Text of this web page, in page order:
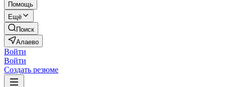
Помощь
Ещё
Поиск
Алаево
Войти
Войти
Создать резюме